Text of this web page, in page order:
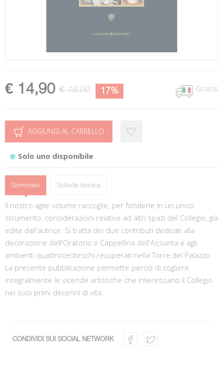
€ 14,90 € 18,00 17% Gratis
AGGIUNGI AL CARRELLO
Solo uno disponibile
Sommario Scheda tecnica
Il nostro agile volume raccoglie, per fonderle in un unico
strumento, considerazioni relative ad altri spazi del Collegio, già
edite dall'autrice. Si tratta dei due contributi dedicati alla
decorazione dell'Oratorio o Cappellina dell'Assunta e agli
ambienti quattrocenteschi recuperati nella Torre del Palazzo.
La presente pubblicazione permette perciò di cogliere
integralmente le vicende artistiche che interessano il Collegio
nei suoi primi decenni di vita.
CONDIVIDI SUI SOCIAL NETWORK